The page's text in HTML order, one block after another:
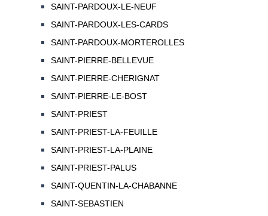
SAINT-PARDOUX-LE-NEUF
SAINT-PARDOUX-LES-CARDS
SAINT-PARDOUX-MORTEROLLES
SAINT-PIERRE-BELLEVUE
SAINT-PIERRE-CHERIGNAT
SAINT-PIERRE-LE-BOST
SAINT-PRIEST
SAINT-PRIEST-LA-FEUILLE
SAINT-PRIEST-LA-PLAINE
SAINT-PRIEST-PALUS
SAINT-QUENTIN-LA-CHABANNE
SAINT-SEBASTIEN